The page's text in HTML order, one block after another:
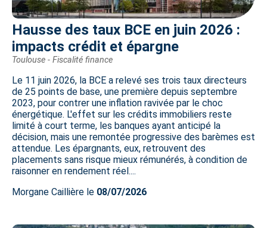
Hausse des taux BCE en juin 2026 :
impacts crédit et épargne
Toulouse - Fiscalité finance
Le 11 juin 2026, la BCE a relevé ses trois taux directeurs
de 25 points de base, une première depuis septembre
2023, pour contrer une inflation ravivée par le choc
énergétique. L'effet sur les crédits immobiliers reste
limité à court terme, les banques ayant anticipé la
décision, mais une remontée progressive des barèmes est
attendue. Les épargnants, eux, retrouvent des
placements sans risque mieux rémunérés, à condition de
raisonner en rendement réel....
Morgane Caillière le 08/07/2026